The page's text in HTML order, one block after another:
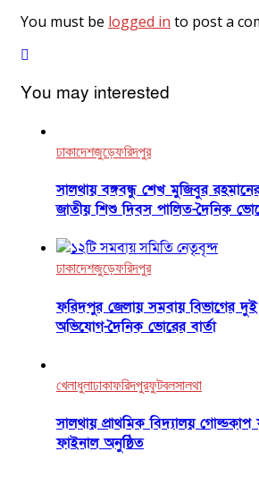
You must be logged in to post a
You may interested
ঢাকাদেশজুড়েফরিদপুর
সালথায় বঙ্গবন্ধু শেখ মুজিবুর
জাতীয় শিশু দিবস পালিত-দৈনিক
ঢাকাদেশজুড়েফরিদপুর
ফরিদপুর জেলায় সমবায় বিভাগের দুই
অভিযোগ-দৈনিক ভোরের বার্তা
খেলাধুলাঢাকাফরিদপুরফুটবলসালথা
সালথায় প্রাথমিক বিদ্যালয়
ফাইনাল অনুষ্ঠিত